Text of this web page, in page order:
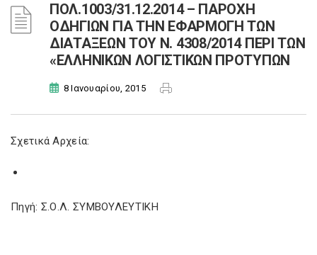
ΠΟΛ.1003/31.12.2014 – ΠΑΡΟΧΗ
ΟΔΗΓΙΩΝ ΓΙΑ ΤΗΝ ΕΦΑΡΜΟΓΗ ΤΩΝ
ΔΙΑΤΑΞΕΩΝ ΤΟΥ Ν. 4308/2014 ΠΕΡΙ ΤΩΝ
«ΕΛΛΗΝΙΚΩΝ ΛΟΓΙΣΤΙΚΩΝ ΠΡΟΤΥΠΩΝ
8 Ιανουαρίου, 2015
Σχετικά Αρχεία:
Πηγή: Σ.Ο.Λ. ΣΥΜΒΟΥΛΕΥΤΙΚΗ